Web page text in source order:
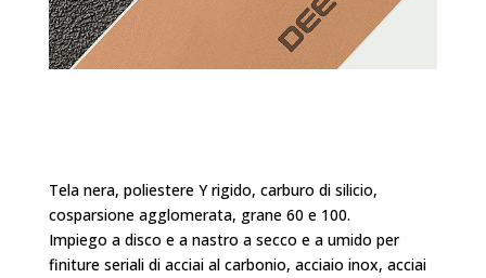
Tela nera, poliestere Y rigido, carburo di silicio,
cosparsione agglomerata, grane 60 e 100.
Impiego a disco e a nastro a secco e a umido per
finiture seriali di acciai al carbonio, acciaio inox, acciai